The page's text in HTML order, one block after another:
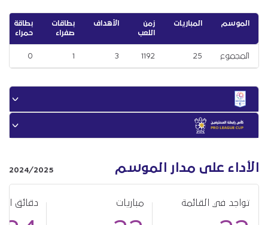
الموسم المباريات
زمن
اللعب
الأهداف
بطاقات
صفراء
بطاقة
حمراء
المجموع 25
1192
3
1
0
الأداء على مدار الموسم 2024/2025
تواجد في القائمة مباريات دقائق